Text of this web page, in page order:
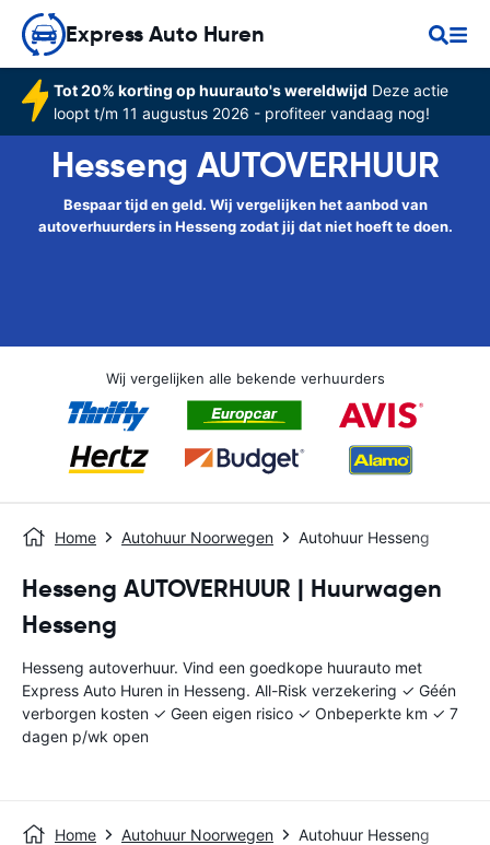
Express Auto Huren
Tot 20% korting op huurauto's wereldwijd Deze actie
loopt t/m 11 augustus 2026 - profiteer vandaag nog!
Hesseng AUTOVERHUUR
Bespaar tijd en geld. Wij vergelijken het aanbod van
autoverhuurders in Hesseng zodat jij dat niet hoeft te doen.
Wij vergelijken alle bekende verhuurders
Home Autohuur Noorwegen Autohuur Hesseng
Hesseng AUTOVERHUUR | Huurwagen
Hesseng
Hesseng autoverhuur. Vind een goedkope huurauto met
Express Auto Huren in Hesseng. All-Risk verzekering ✓ Géén
verborgen kosten ✓ Geen eigen risico ✓ Onbeperkte km ✓ 7
dagen p/wk open
Home Autohuur Noorwegen Autohuur Hesseng